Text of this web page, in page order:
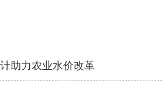
助力农业水价改革